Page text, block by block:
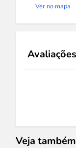
Ver no mapa
Avaliações
Veja